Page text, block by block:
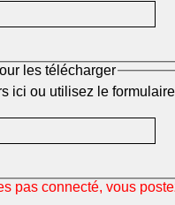
les télécharger
ici ou utilisez le
pas connecté, vous